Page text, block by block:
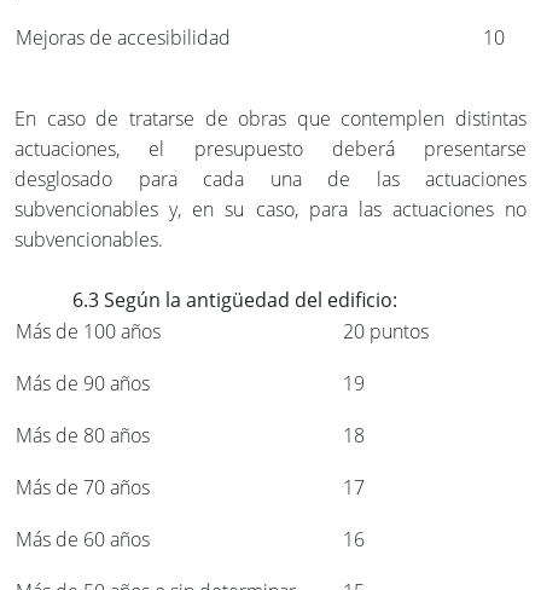
Mejoras de accesibilidad 10
En caso de tratarse de obras que contemplen distintas
actuaciones, el presupuesto deberá presentarse
desglosado para cada una de las actuaciones
subvencionables y, en su caso, para las actuaciones no
subvencionables.
6.3 Según la antigüedad del edificio:
Más de 100 años
20 puntos
Más de 90 años
19
Más de 80 años
18
Más de 70 años
17
Más de 60 años
16